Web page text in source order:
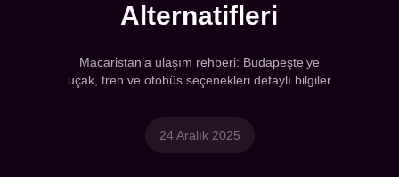
Alternatifleri
Macaristan’a ulaşım rehberi: Budapeşte’ye
uçak, tren ve otobüs seçenekleri detaylı bilgiler
24 Aralık 2025